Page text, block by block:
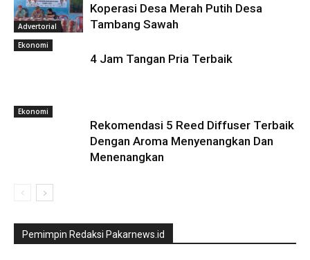
Advertorial
Koperasi Desa Merah Putih Desa
Tambang Sawah
Ekonomi
4 Jam Tangan Pria Terbaik
Ekonomi
Rekomendasi 5 Reed Diffuser Terbaik
Dengan Aroma Menyenangkan Dan
Menenangkan
Pemimpin Redaksi Pakarnews.id